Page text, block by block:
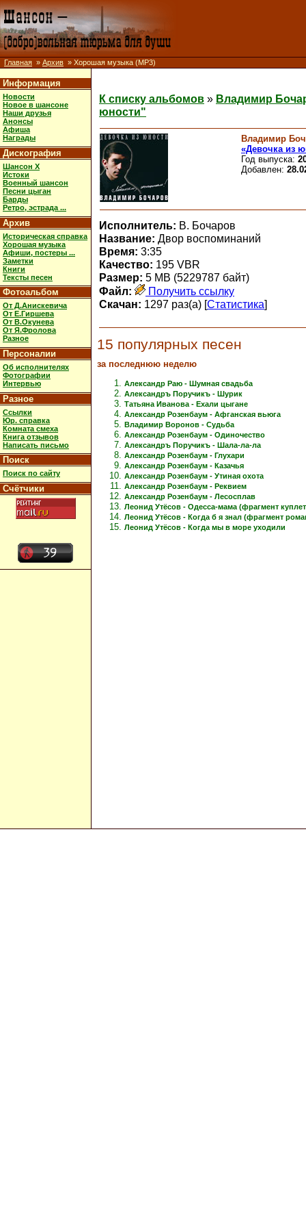
Главная » Архив » Хорошая музыка (MP3)
Информация
Новости
Новое в шансоне
Наши друзья
Анонсы
Афиша
Награды
Дискография
Шансон X
Истоки
Военный шансон
Песни цыган
Барды
Ретро, эстрада ...
Архив
Историческая справка
Хорошая музыка
Афиши, постеры ...
Заметки
Книги
Тексты песен
Фотоальбом
От Д.Анискевича
От Е.Гиршева
От В.Окунева
От Я.Фролова
Разное
Персоналии
Об исполнителях
Фотографии
Интервью
Разное
Ссылки
Юр. справка
Комната смеха
Книга отзывов
Написать письмо
Поиск
Поиск по сайту
Счётчики
К списку альбомов » Владимир
юности"
Владимир
«Девочка из
Год выпуска:
Добавлен:
Исполнитель: В. Бочаров
Название: Двор воспоминаний
Время: 3:35
Качество: 195 VBR
Размер: 5 MB (5229787 байт)
Файл:
Получить ссылку
Скачан: 1297 раз(а) [Статистика]
15 популярных песен
за последнюю неделю
Александр Раю - Шумная свадьба
Александръ Поручикъ - Шурик
Татьяна Иванова - Ехали цыгане
Александр Розенбаум - Афганская вьюга
Владимир Воронов - Судьба
Александр Розенбаум - Одиночество
Александръ Поручикъ - Шала-ла-ла
Александр Розенбаум - Глухари
Александр Розенбаум - Казачья
Александр Розенбаум - Утиная охота
Александр Розенбаум - Реквием
Александр Розенбаум - Лесосплав
Леонид Утёсов - Одесса-мама (фрагмент
Леонид Утёсов - Когда б я знал (фрагмент
Леонид Утёсов - Когда мы в море уходили